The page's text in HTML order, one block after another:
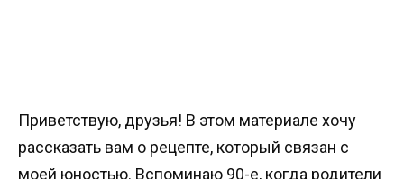
Приветствую, друзья! В этом материале хочу
рассказать вам о рецепте, который связан с
моей юностью. Вспоминаю 90-е, когда родители